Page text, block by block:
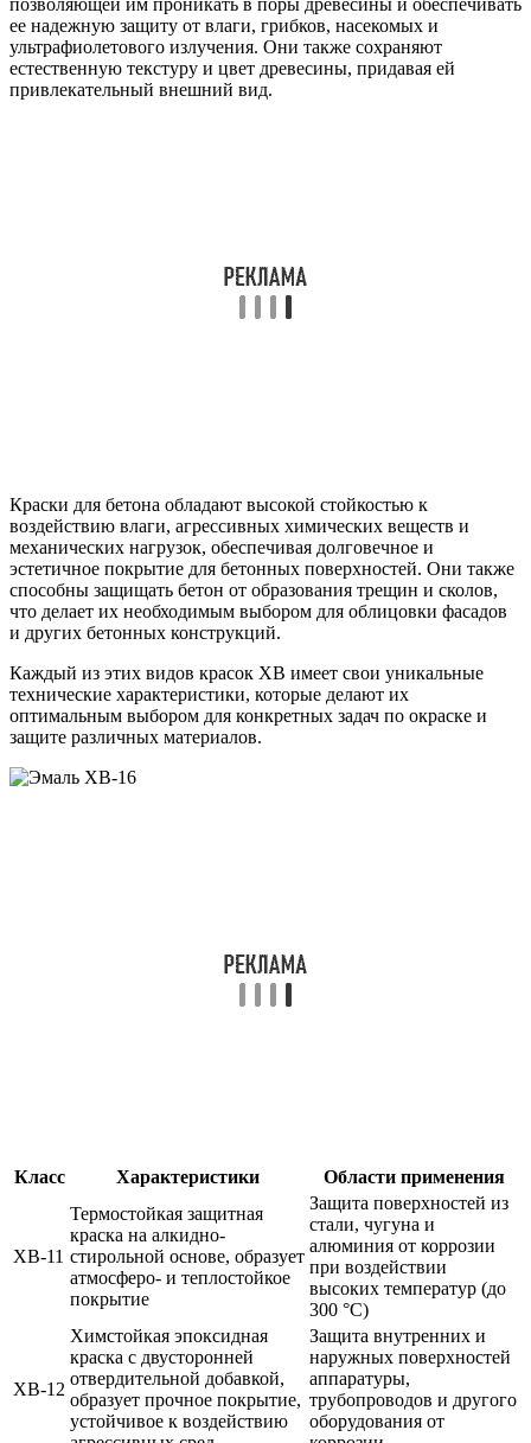
ее надежную защиту от влаги, грибков, насекомых и
ультрафиолетового излучения. Они также сохраняют
естественную текстуру и цвет древесины, придавая ей
привлекательный внешний вид.
Краски для бетона обладают высокой стойкостью к
воздействию влаги, агрессивных химических веществ и
механических нагрузок, обеспечивая долговечное и
эстетичное покрытие для бетонных поверхностей. Они также
способны защищать бетон от образования трещин и сколов,
что делает их необходимым выбором для облицовки фасадов
и других бетонных конструкций.
Каждый из этих видов красок ХВ имеет свои уникальные
технические характеристики, которые делают их
оптимальным выбором для конкретных задач по окраске и
защите различных материалов.
Класс Характеристики Области применения
ХВ-11
Термостойкая защитная
краска на алкидно-
стирольной основе, образует
атмосферо- и теплостойкое
покрытие
Защита поверхностей из
стали, чугуна и
алюминия от коррозии
при воздействии
высоких температур (до
300 °С)
ХВ-12
Химстойкая эпоксидная
краска с двусторонней
отвердительной добавкой,
образует прочное покрытие,
устойчивое к воздействию
Защита внутренних и
наружных поверхностей
аппаратуры,
трубопроводов и другого
оборудования от